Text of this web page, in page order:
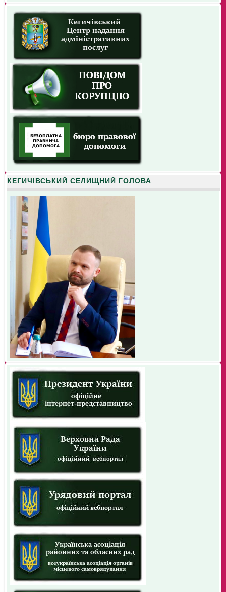
КЕГИЧІВСЬКИЙ СЕЛИЩНИЙ ГОЛОВА